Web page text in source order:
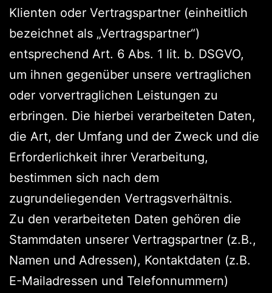
Klienten oder Vertragspartner (einheitlich
bezeichnet als „Vertragspartner“)
entsprechend Art. 6 Abs. 1 lit. b. DSGVO,
um ihnen gegenüber unsere vertraglichen
oder vorvertraglichen Leistungen zu
erbringen. Die hierbei verarbeiteten Daten,
die Art, der Umfang und der Zweck und die
Erforderlichkeit ihrer Verarbeitung,
bestimmen sich nach dem
zugrundeliegenden Vertragsverhältnis.
Zu den verarbeiteten Daten gehören die
Stammdaten unserer Vertragspartner (z.B.,
Namen und Adressen), Kontaktdaten (z.B.
E-Mailadressen und Telefonnummern)